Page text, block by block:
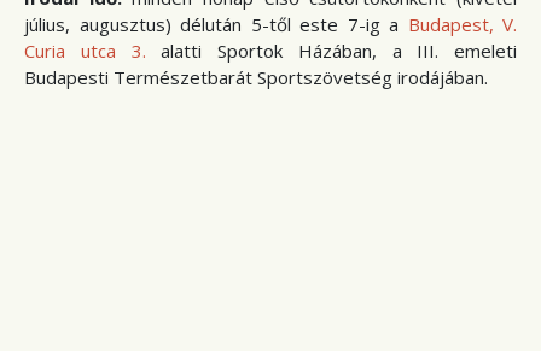
július, augusztus) délután 5-től este 7-ig a Budapest, V.
Curia utca 3. alatti Sportok Házában, a III. emeleti
Budapesti Természetbarát Sportszövetség irodájában.